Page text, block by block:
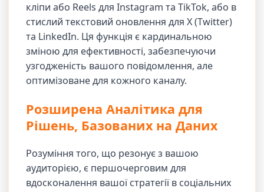
кліпи або Reels для Instagram та TikTok, або в
стислий текстовий оновлення для X (Twitter)
та LinkedIn. Ця функція є кардинальною
зміною для ефективності, забезпечуючи
узгодженість вашого повідомлення, але
оптимізоване для кожного каналу.
Розширена Аналітика для
Рішень, Базованих на Даних
Розуміння того, що резонує з вашою
аудиторією, є першочерговим для
вдосконалення вашої стратегії в соціальних